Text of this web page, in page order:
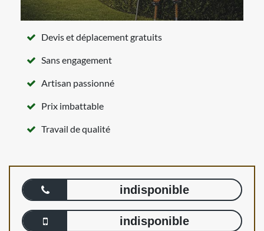
Devis et déplacement gratuits
Sans engagement
Artisan passionné
Prix imbattable
Travail de qualité
indisponible
indisponible